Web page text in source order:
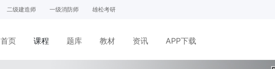
二级建造师 一级消防师 雄松考研
首页 课程 题库 教材 资讯 APP下载